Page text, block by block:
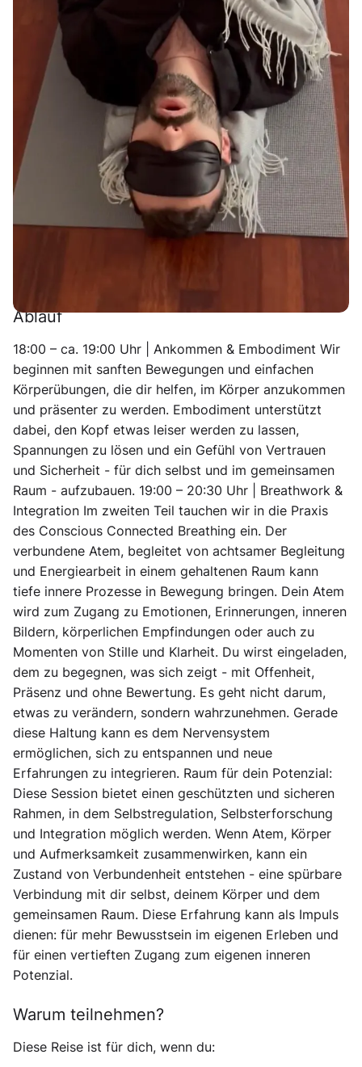
Samstag, 06.06.2026 von 18.00 bis 20.30 Uhr
Der Atem ist weit mehr als eine automatische
Körperfunktion. Er verbindet Körper und Geist und
beeinflusst, oft unbewusst, unsere Emotionen, unseren
inneren Zustand und unser Erleben im Moment.
Moderne Forschung aus den Bereichen
Neurowissenschaften und somatische Ansätze zeigen,
wie bewusstes Atmen diese Verbindung stärken kann.
In dieser Session verbinden sich Conscious Connected
Breathwork und Embodiment-Praktiken, um einen
direkten, erfahrbaren Zugang zu dieser inneren
Ablauf
18:00 – ca. 19:00 Uhr | Ankommen & Embodiment Wir
beginnen mit sanften Bewegungen und einfachen
Körperübungen, die dir helfen, im Körper anzukommen
und präsenter zu werden. Embodiment unterstützt
dabei, den Kopf etwas leiser werden zu lassen,
Spannungen zu lösen und ein Gefühl von Vertrauen
und Sicherheit - für dich selbst und im gemeinsamen
Raum - aufzubauen. 19:00 – 20:30 Uhr | Breathwork &
Integration Im zweiten Teil tauchen wir in die Praxis
des Conscious Connected Breathing ein. Der
verbundene Atem, begleitet von achtsamer Begleitung
und Energiearbeit in einem gehaltenen Raum kann
tiefe innere Prozesse in Bewegung bringen. Dein Atem
wird zum Zugang zu Emotionen, Erinnerungen, inneren
Bildern, körperlichen Empfindungen oder auch zu
Momenten von Stille und Klarheit. Du wirst eingeladen,
dem zu begegnen, was sich zeigt - mit Offenheit,
Präsenz und ohne Bewertung. Es geht nicht darum,
etwas zu verändern, sondern wahrzunehmen. Gerade
diese Haltung kann es dem Nervensystem
ermöglichen, sich zu entspannen und neue
Erfahrungen zu integrieren. Raum für dein Potenzial:
Diese Session bietet einen geschützten und sicheren
Rahmen, in dem Selbstregulation, Selbsterforschung
und Integration möglich werden. Wenn Atem, Körper
und Aufmerksamkeit zusammenwirken, kann ein
Zustand von Verbundenheit entstehen - eine spürbare
Verbindung mit dir selbst, deinem Körper und dem
gemeinsamen Raum. Diese Erfahrung kann als Impuls
dienen: für mehr Bewusstsein im eigenen Erleben und
für einen vertieften Zugang zum eigenen inneren
Potenzial.
Warum teilnehmen?
Diese Reise ist für dich, wenn du: